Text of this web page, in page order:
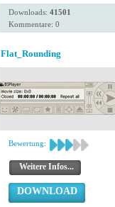
Downloads: 41501
Kommentare: 0
Flat_Rounding
Bewertung:
Weitere Infos...
DOWNLOAD